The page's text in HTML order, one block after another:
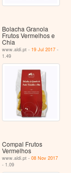
Bolacha Granola
Frutos Vermelhos e
Chia
www.aldi.pt - 19 Jul 2017 -
1.49
Compal Frutos
Vermelhos
www.aldi.pt -08 Nov 2017
- 1.09